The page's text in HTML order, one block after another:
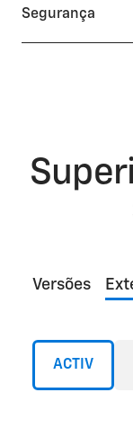
Segurança
Versões
ACTIV